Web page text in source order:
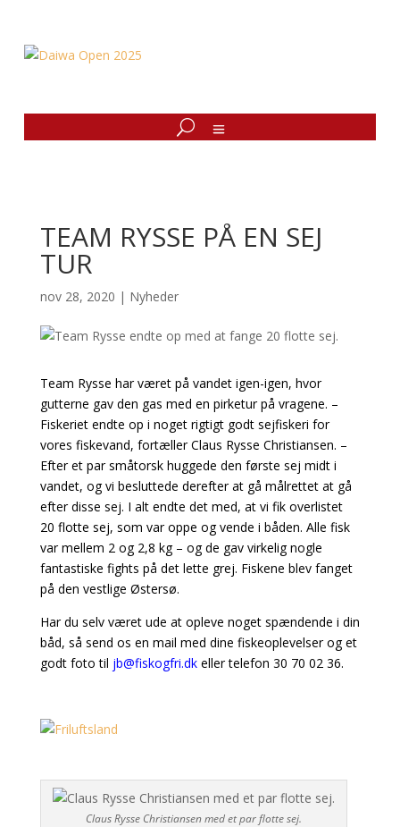
TEAM RYSSE PÅ EN SEJ
TUR
nov 28, 2020 | Nyheder
Team Rysse har været på vandet igen-igen, hvor
gutterne gav den gas med en pirketur på vragene. –
Fiskeriet endte op i noget rigtigt godt sejfiskeri for
vores fiskevand, fortæller Claus Rysse Christiansen. –
Efter et par småtorsk huggede den første sej midt i
vandet, og vi besluttede derefter at gå målrettet at gå
efter disse sej. I alt endte det med, at vi fik overlistet
20 flotte sej, som var oppe ogvende i båden. Alle fisk
var mellem 2 og 2,8 kg – og de gav virkelig nogle
fantastiske fights på det lette grej. Fiskene blev fanget
på den vestlige Østersø.
Har du selv været ude at opleve noget spændende i din
båd, så send os en mail med dine fiskeoplevelser og et
godt foto til jb@fiskogfri.dkeller telefon 30 70 02 36.
Claus Rysse Christiansen med et par flotte sej.